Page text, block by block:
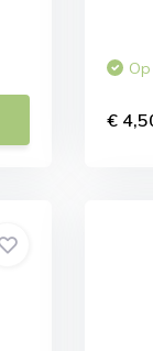
€